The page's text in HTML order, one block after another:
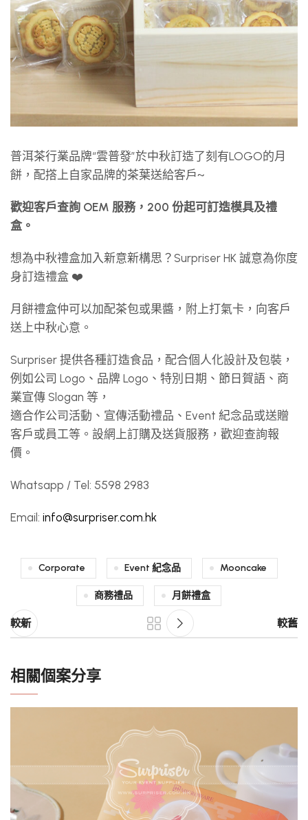
普洱茶行業品牌“雲普發”於中秋訂造了刻有LOGO的月
餅，配撘上自家品牌的茶葉送給客戶~
歡迎客戶查詢 OEM 服務，200 份起可訂造模具及禮
盒。
想為中秋禮盒加入新意新構思？Surpriser HK 誠意為你度
身訂造禮盒 ❤️
月餅禮盒仲可以加配茶包或果醬，附上打氣卡，向客戶
送上中秋心意。
Surpriser 提供各種訂造食品，配合個人化設計及包裝，
例如公司 Logo、品牌 Logo、特別日期、節日賀語、商
業宣傳 Slogan 等，
適合作公司活動、宣傳活動禮品、Event 紀念品或送贈
客戶或員工等。設網上訂購及送貨服務，歡迎查詢報
價。
Whatsapp / Tel: 5598 2983
Email: info@surpriser.com.hk
Corporate Event 紀念品 Mooncake
商務禮品 月餅禮盒
較新 較舊
相關個案分享